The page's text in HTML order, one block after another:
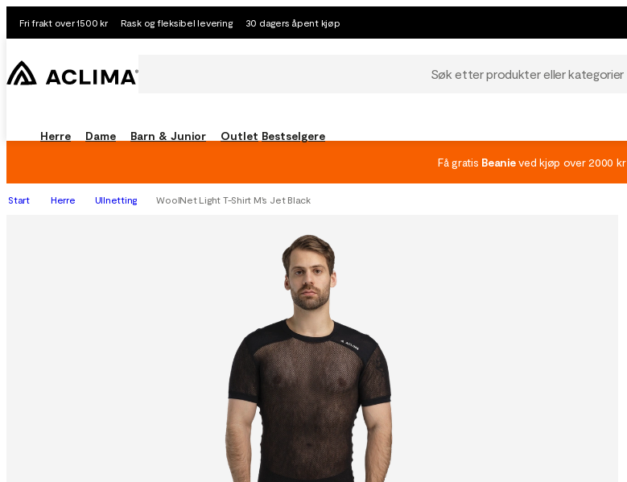
Fri frakt over 1500 kr Rask og fleksibel levering 30 dagers åpent kjøp
Søk etter produkter eller kategorier
Herre Dame Barn & Junior Outlet Bestselgere
Få gratis Beanieved kjøp over 2000 kr
Start Herre Ullnetting WoolNet Light T-Shirt M's Jet Black